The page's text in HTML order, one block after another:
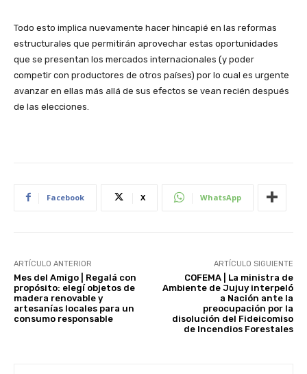
Todo esto implica nuevamente hacer hincapié en las reformas
estructurales que permitirán aprovechar estas oportunidades
que se presentan los mercados internacionales (y poder
competir con productores de otros países) por lo cual es urgente
avanzar en ellas más allá de sus efectos se vean recién después
de las elecciones.
Facebook X WhatsApp
ARTÍCULO ANTERIOR
Mes del Amigo | Regalá con
propósito: elegí objetos de
madera renovable y
artesanías locales para un
consumo responsable
ARTÍCULO SIGUIENTE
COFEMA | La ministra de
Ambiente de Jujuy interpeló
a Nación ante la
preocupación por la
disolución del Fideicomiso
de Incendios Forestales